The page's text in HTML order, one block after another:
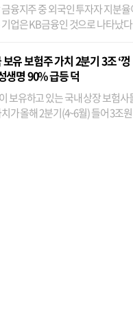
융지주 중 외국인 투자자 지분율
업은 KB금융인 것으로 나타났
히 KB금융은 지난달 말 기준 해외
지분율이...
유 보험주 가치 2분기 3조 ‘껑
생명 90% 급등 덕
보유하고 있는 국내 상장 보험사
가 올해 2분기(4~6월) 들어 3조원